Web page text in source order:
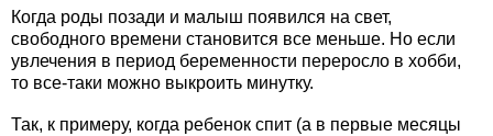
Когда роды позади и малыш появился на свет,
свободного времени становится все меньше. Но если
увлечения в период беременности переросло в хобби,
то все-таки можно выкроить минутку.
Так, к примеру, когда ребенок спит (а в первые месяцы